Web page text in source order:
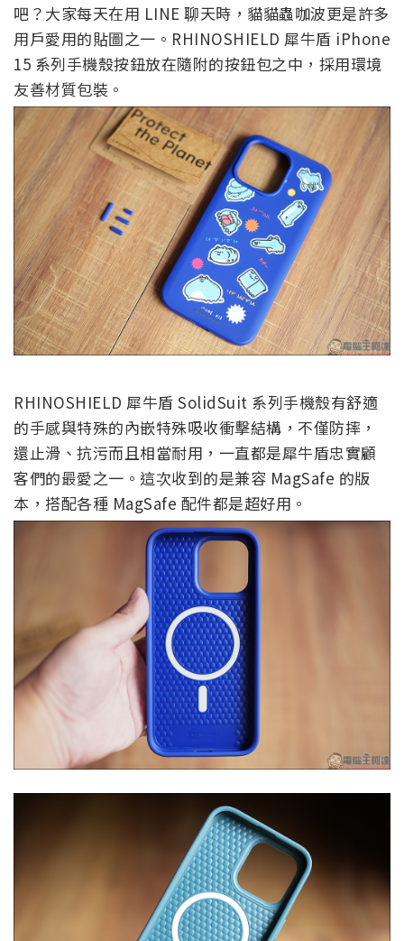
吧？大家每天在用 LINE 聊天時，貓貓蟲咖波更是許多
用戶愛用的貼圖之一。RHINOSHIELD 犀牛盾 iPhone
15 系列手機殼按鈕放在隨附的按鈕包之中，採用環境
友善材質包裝。
RHINOSHIELD 犀牛盾 SolidSuit 系列手機殼有舒適
的手感與特殊的內嵌特殊吸收衝擊結構，不僅防摔，
還止滑、抗污而且相當耐用，一直都是犀牛盾忠實顧
客們的最愛之一。這次收到的是兼容 MagSafe 的版
本，搭配各種 MagSafe 配件都是超好用。